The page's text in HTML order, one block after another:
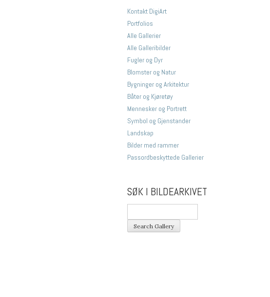
Kontakt DigiArt
Portfolios
Alle Gallerier
Alle Galleribilder
Fugler og Dyr
Blomster og Natur
Bygninger og Arkitektur
Båter og Kjøretøy
Mennesker og Portrett
Symbol og Gjenstander
Landskap
Bilder med rammer
Passordbeskyttede Gallerier
SØK I BILDEARKIVET